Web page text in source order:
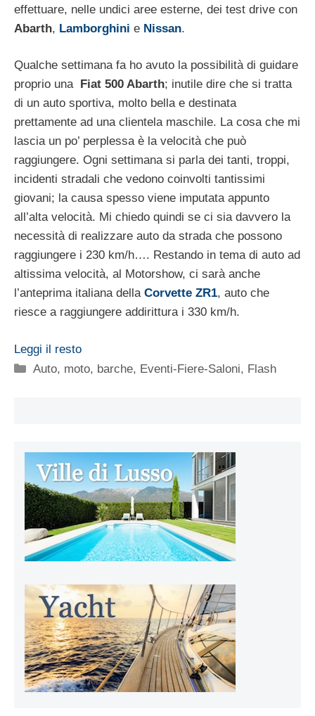
effettuare, nelle undici aree esterne, dei test drive con
Abarth, Lamborghini e Nissan.
Qualche settimana fa ho avuto la possibilità di guidare
proprio una
Fiat 500 Abarth; inutile dire che si tratta
di un auto sportiva, molto bella e destinata
prettamente ad una clientela maschile. La cosa che mi
lascia un po’ perplessa è la velocità che può
raggiungere. Ogni settimana si parla dei tanti, troppi,
incidenti stradali che vedono coinvolti tantissimi
giovani; la causa spesso viene imputata appunto
all’alta velocità. Mi chiedo quindi se ci sia davvero la
necessità di realizzare auto da strada che possono
raggiungere i 230 km/h…. Restando in tema di auto ad
altissima velocità, al Motorshow, ci sarà anche
l’anteprima italiana della Corvette ZR1, auto che
riesce a raggiungere addirittura i 330 km/h.
Leggi il resto
Categorie
Auto, moto, barche, Eventi-Fiere-Saloni, Flash